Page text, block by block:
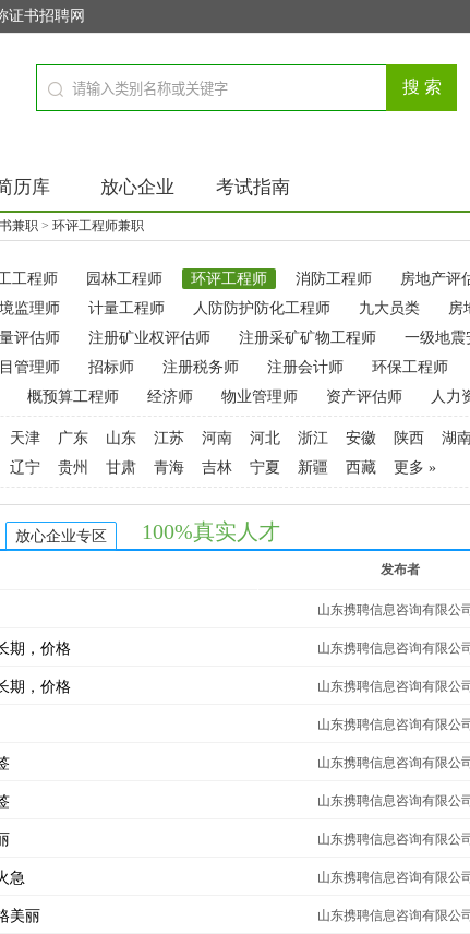
证书招聘网
历库 放心企业 考试指南
兼职 > 环评工程师兼职
工程师 园林工程师 环评工程师 消防工程师 房地产评
监理师 计量工程师 人防防护防化工程师 九大员类 房
评估师 注册矿业权评估师 注册采矿矿物工程师 一级地震
管理师 招标师 注册税务师 注册会计师 环保工程师
概预算工程师 经济师 物业管理师 资产评估师 人力
天津 广东 山东 江苏 河南 河北 浙江 安徽 陕西 湖
辽宁 贵州 甘肃 青海 吉林 宁夏 新疆 西藏 更多 »
放心企业专区 100%真实人才
发布者
山东携聘信息咨询有限公司
期，价格 山东携聘信息咨询有限公司
期，价格 山东携聘信息咨询有限公司
山东携聘信息咨询有限公司
山东携聘信息咨询有限公司
山东携聘信息咨询有限公司
山东携聘信息咨询有限公司
急 山东携聘信息咨询有限公司
美丽 山东携聘信息咨询有限公司